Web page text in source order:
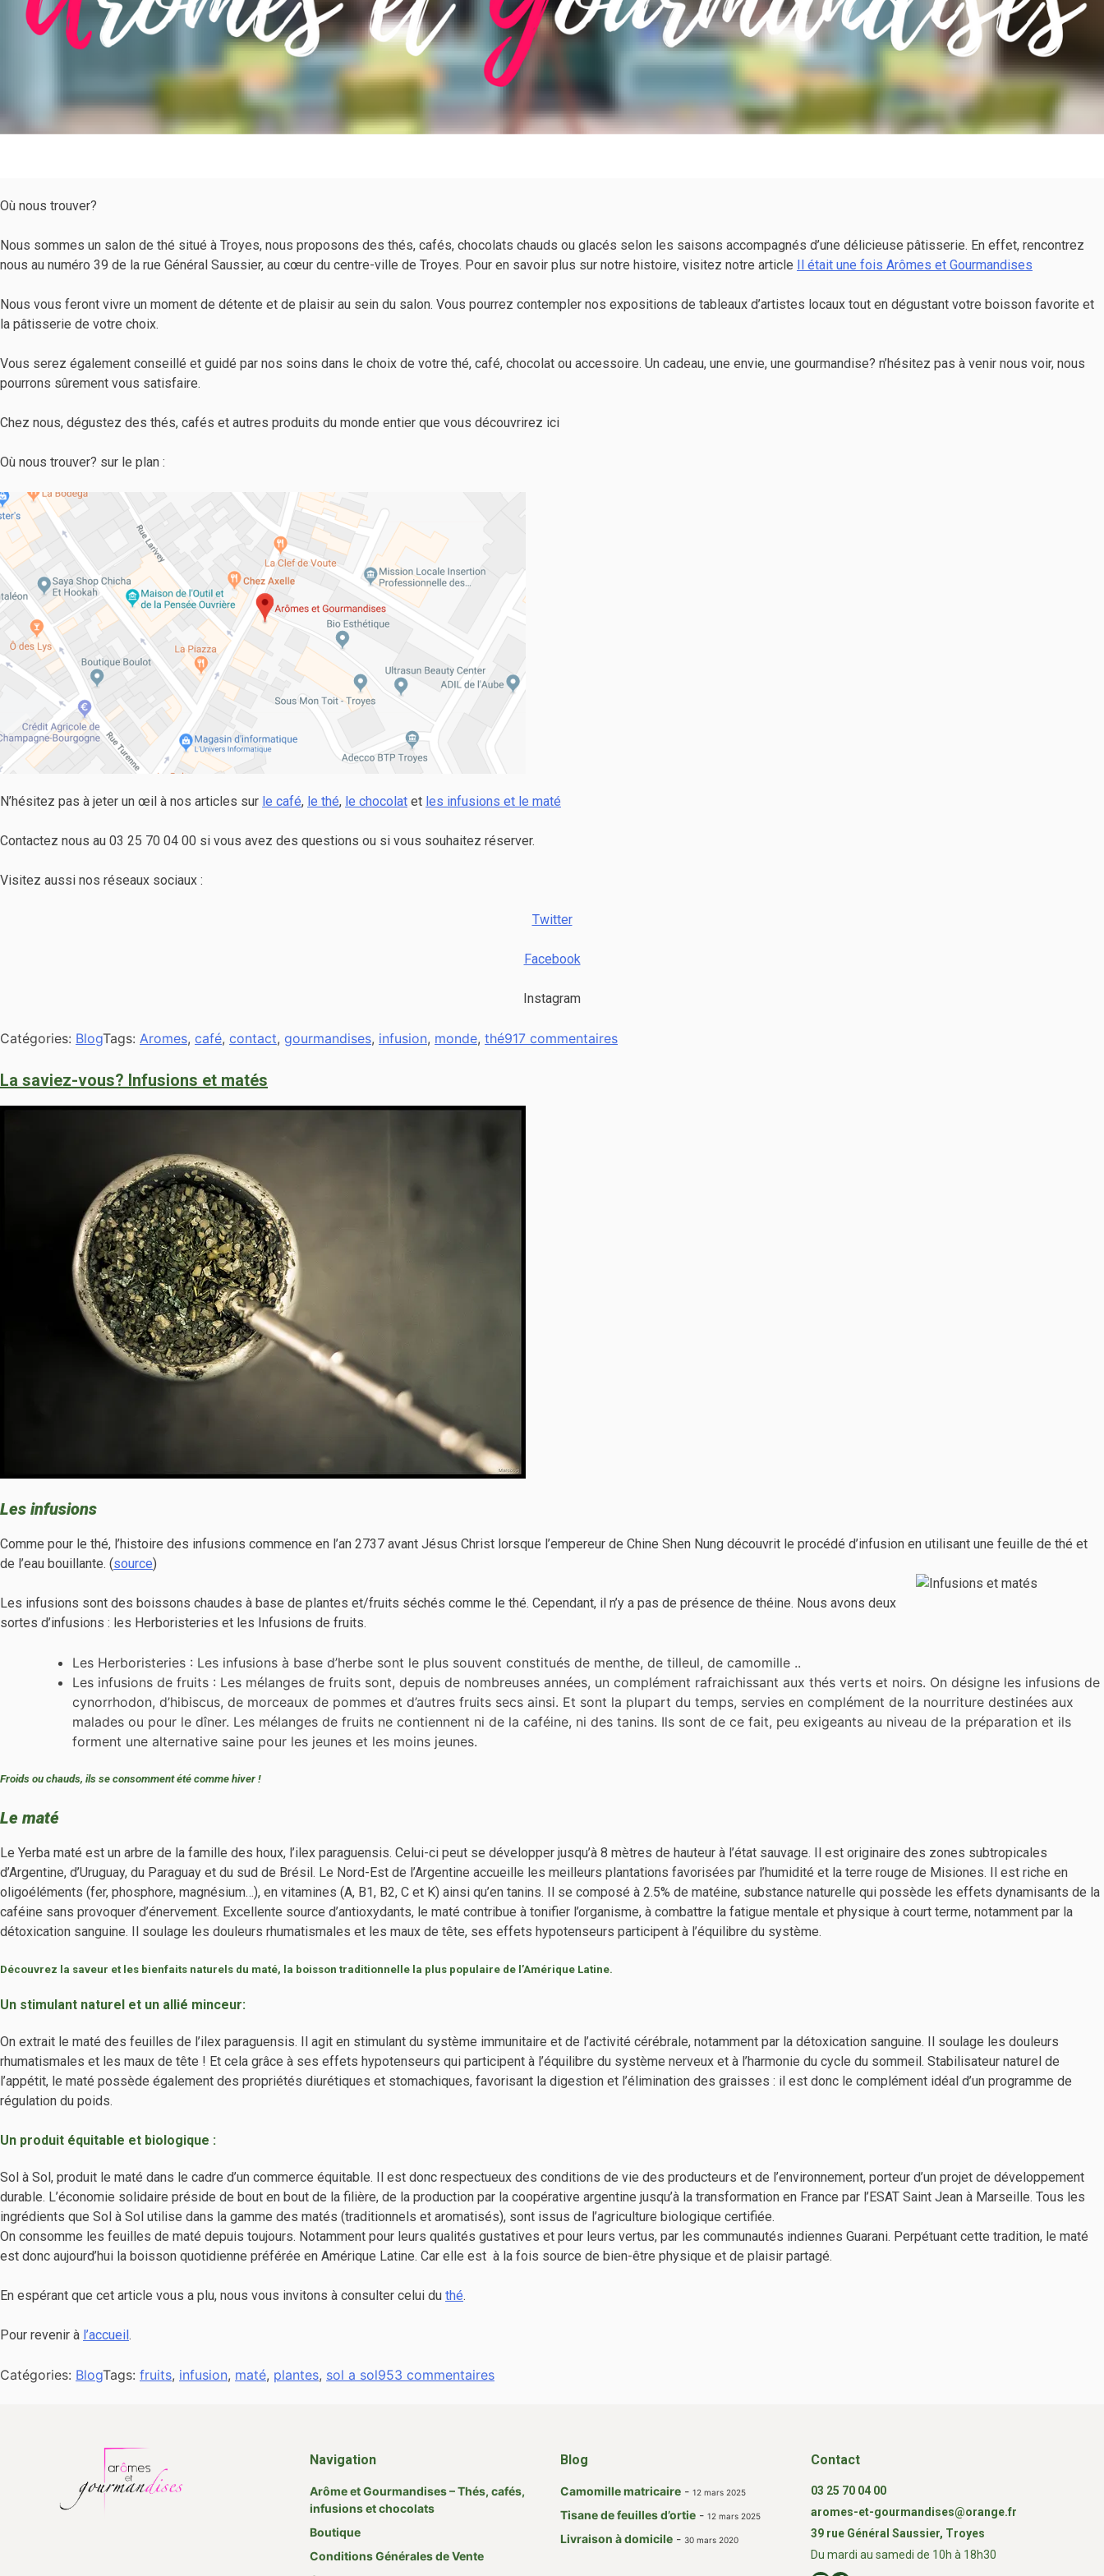
Où nous trouver?
Nous sommes un salon de thé situé à Troyes, nous proposons des thés, cafés, chocolats chauds ou glacés selon les saisons accompagnés d’une délicieuse pâtisserie. En effet, rencontrez
nous au numéro 39 de la rue Général Saussier, au cœur du centre-ville de Troyes. Pour en savoir plus sur notre histoire, visitez notre article Il était une fois Arômes et Gourmandises
Nous vous feront vivre un moment de détente et de plaisir au sein du salon. Vous pourrez contempler nos expositions de tableaux d’artistes locaux tout en dégustant votre boisson favorite et
la pâtisserie de votre choix.
Vous serez également conseillé et guidé par nos soins dans le choix de votre thé, café, chocolat ou accessoire. Un cadeau, une envie, une gourmandise? n’hésitez pas à venir nous voir, nous
pourrons sûrement vous satisfaire.
Chez nous, dégustez des thés, cafés et autres produits du monde entier que vous découvrirez ici
Où nous trouver? sur le plan :
N’hésitez pas à jeter un œil à nos articles sur le café, le thé, le chocolat et les infusions et le maté
Contactez nous au 03 25 70 04 00 si vous avez des questions ou si vous souhaitez réserver.
Visitez aussi nos réseaux sociaux :
Twitter
Facebook
Instagram
Catégories: BlogTags: Aromes, café, contact, gourmandises, infusion, monde, thé917 commentairessur
La saviez-vous? Infusions et matés
Les infusions
Comme pour le thé, l’histoire des infusions commence en l’an 2737 avant Jésus Christ lorsque l’empereur de Chine Shen Nung découvrit le procédé d’infusion en utilisant une feuille de thé et
de l’eau bouillante. (source)
Les infusions sont des boissons chaudes à base de plantes et/fruits séchés comme le thé. Cependant, il n’y a pas de présence de théine. Nous avons deux
sortes d’infusions : les Herboristeries et les Infusions de fruits.
Les Herboristeries : Les infusions à base d’herbe sont le plus souvent constitués de menthe, de tilleul, de camomille ..
Les infusions de fruits : Les mélanges de fruits sont, depuis de nombreuses années, un complément rafraichissant aux thés verts et noirs. On désigne les infusions de
cynorrhodon, d’hibiscus, de morceaux de pommes et d’autres fruits secs ainsi. Et sont la plupart du temps, servies en complément de la nourriture destinées aux
malades ou pour le dîner. Les mélanges de fruits ne contiennent ni de la caféine, ni des tanins. Ils sont de ce fait, peu exigeants au niveau de la préparation et ils
forment une alternative saine pour les jeunes et les moins jeunes.
Froids ou chauds, ils se consomment été comme hiver !
Le maté
Le Yerba maté est un arbre de la famille des houx, l’ilex paraguensis. Celui-ci peut se développer jusqu’à 8 mètres de hauteur à l’état sauvage. Il est originaire des zones subtropicales
d’Argentine, d’Uruguay, du Paraguay et du sud de Brésil. Le Nord-Est de l’Argentine accueille les meilleurs plantations favorisées par l’humidité et la terre rouge de Misiones. Il est riche en
oligoéléments (fer, phosphore, magnésium…), en vitamines (A, B1, B2, C et K) ainsi qu’en tanins. Il se composé à 2.5% de matéine, substance naturelle qui possède les effets dynamisants de la
caféine sans provoquer d’énervement. Excellente source d’antioxydants, le maté contribue à tonifier l’organisme, à combattre la fatigue mentale et physique à court terme, notamment par la
détoxication sanguine. Il soulage les douleurs rhumatismales et les maux de tête, ses effets hypotenseurs participent à l’équilibre du système.
Découvrez la saveur et les bienfaits naturels du maté, la boisson traditionnelle la plus populaire de l’Amérique Latine.
Un stimulant naturel et un allié minceur:
On extrait le maté des feuilles de l’ilex paraguensis. Il agit en stimulant du système immunitaire et de l’activité cérébrale, notamment par la détoxication sanguine. Il soulage les douleurs
rhumatismales et les maux de tête ! Et cela grâce à ses effets hypotenseurs qui participent à l’équilibre du système nerveux et à l’harmonie du cycle du sommeil. Stabilisateur naturel de
l’appétit, le maté possède également des propriétés diurétiques et stomachiques, favorisant la digestion et l’élimination des graisses : il est donc le complément idéal d’un programme de
régulation du poids.
Un produit équitable et biologique :
Sol à Sol, produit le maté dans le cadre d’un commerce équitable. Il est donc respectueux des conditions de vie des producteurs et de l’environnement, porteur d’un projet de développement
durable. L’économie solidaire préside de bout en bout de la filière, de la production par la coopérative argentine jusqu’à la transformation en France par l’ESAT Saint Jean à Marseille. Tous les
ingrédients que Sol à Sol utilise dans la gamme des matés (traditionnels et aromatisés), sont issus de l’agriculture biologique certifiée.
On consomme les feuilles de maté depuis toujours. Notamment pour leurs qualités gustatives et pour leurs vertus, par les communautés indiennes Guarani. Perpétuant cette tradition, le maté
est donc aujourd’hui la boisson quotidienne préférée en Amérique Latine. Car elle est à la fois source de bien-être physique et de plaisir partagé.
En espérant que cet article vous a plu, nous vous invitons à consulter celui du thé.
Pour revenir à l’accueil .
Catégories: BlogTags: fruits, infusion, maté, plantes, sol a sol953 commentairessur
matés
Navigation
Arôme et Gourmandises – Thés, cafés,
infusions et chocolats
Boutique
Conditions Générales de Vente
Blog
Camomille matricaire - 12 mars 2025
Tisane de feuilles d’ortie - 12 mars 2025
Livraison à domicile - 30 mars 2020
Contact
03 25 70 04 00
aromes-et-gourmandises@orange.fr
39 rue Général Saussier, Troyes
Du mardi au samedi de 10h à 18h30